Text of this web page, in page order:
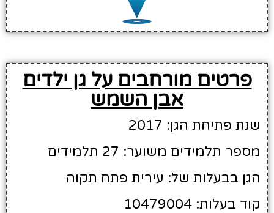
פרטים מורחבים על גן ילדים
אבן השמש
שנת פתיחת הגן: 2017
מספר תלמידים משוער: 27 תלמידים
הגן בבעלות של: עירית פתח תקוה
קוד בעלות: 10479004